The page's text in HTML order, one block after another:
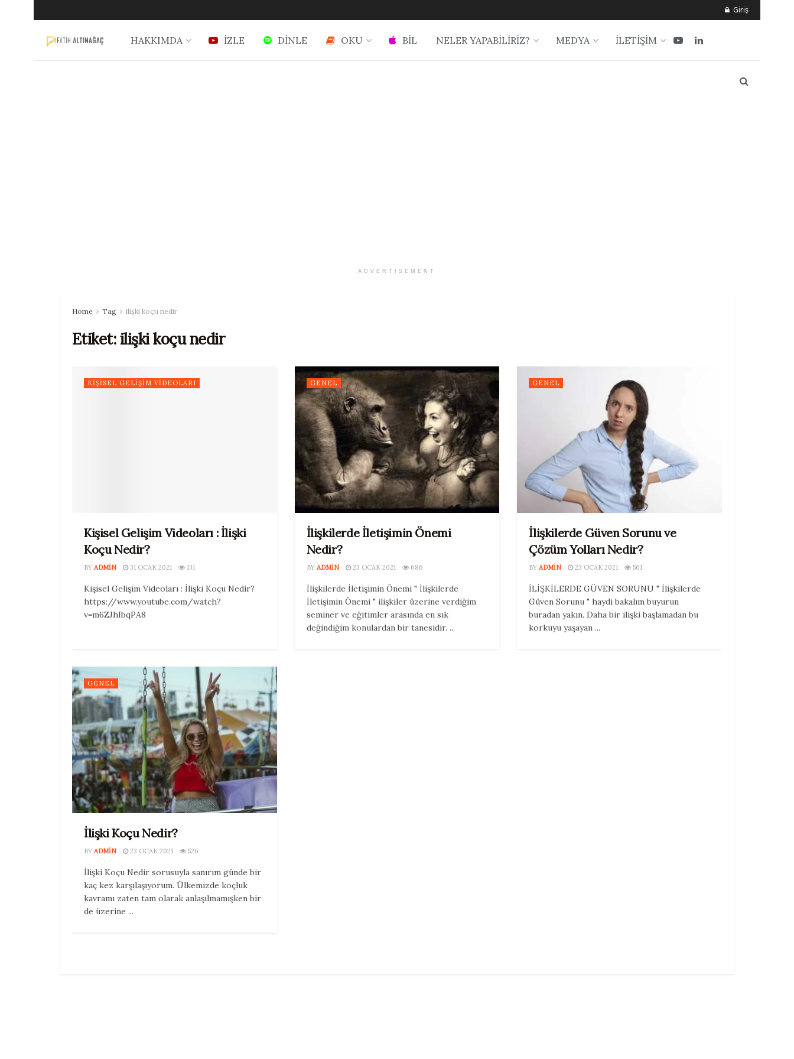
Giriş
HAKKIMDA İZLE DİNLE OKU BİL NELER YAPABİLİRİZ? MEDYA İLETİŞİM
ADVERTISEMENT
Home Tag ilişki koçu nedir
Etiket:ilişki koçu nedir
KIŞISEL GELIŞIM VIDEOLARI
Kişisel Gelişim Videoları : İlişki
Koçu Nedir?
BY ADMIN 31 OCAK 2021 131
Kişisel Gelişim Videoları : İlişki Koçu Nedir?
https://www.youtube.com/watch?
v=m6ZJhIbqPA8
GENEL
İlişkilerde İletişimin Önemi
Nedir?
BY ADMIN 23 OCAK 2021 686
İlişkilerde İletişimin Önemi " İlişkilerde
İletişimin Önemi " ilişkiler üzerine verdiğim
seminer ve eğitimler arasında en sık
değindiğim konulardan bir tanesidir. ...
GENEL
İlişkilerde Güven Sorunu ve
Çözüm Yolları Nedir?
BY ADMIN 23 OCAK 2021 561
İLİŞKİLERDE GÜVEN SORUNU " İlişkilerde
Güven Sorunu " haydi bakalım buyurun
buradan yakın. Daha bir ilişki başlamadan bu
korkuyu yaşayan ...
GENEL
İlişki Koçu Nedir?
BY ADMIN 23 OCAK 2021 526
İlişki Koçu Nedir sorusuyla sanırım günde bir
kaç kez karşılaşıyorum. Ülkemizde koçluk
kavramı zaten tam olarak anlaşılmamışken bir
de üzerine ...